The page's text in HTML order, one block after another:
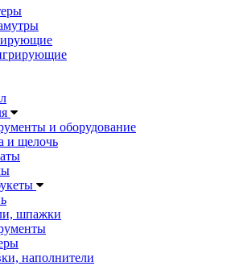
и оборудование
и щелочь
шпажки
наполнители